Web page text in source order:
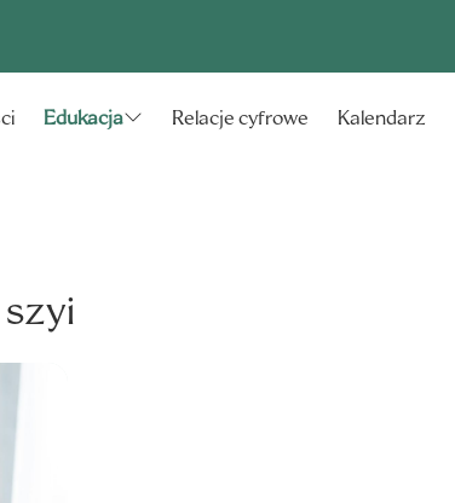
Edukacja Relacje cyfrowe Kalendarz